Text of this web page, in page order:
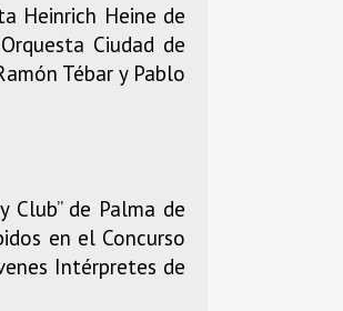
Heinrich Heine de
Ciudad de
Tébar y Pablo
de Palma de
en el Concurso
Intérpretes de